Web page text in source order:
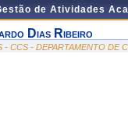
de Atividades
Dias Ribeiro
- CCS - DEPARTAMENTO DE